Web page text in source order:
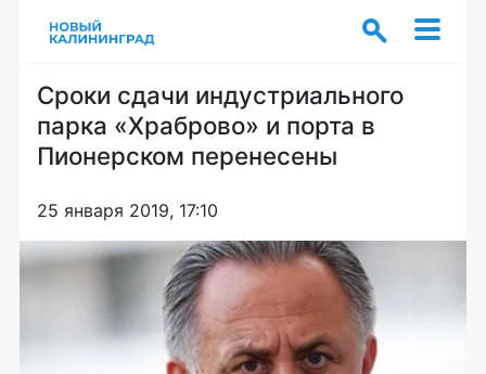
Сроки сдачи индустриального
парка «Храброво» и порта в
Пионерском перенесены
25 января 2019, 17:10